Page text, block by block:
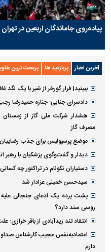
پیاده‌روی جاماندگان اربعین در تهران
آخرین اخبار پربازدید ها پربحث ترین
ببینید| فرار گورخر از شیر با یک لگد
دادسرای جنایی: جنازه حمیدرضا
هشدار شرکت ملی گاز از
مصرف گاز
موضع پرسپولیس برای جذب رضاییان
دیدار و گفت‌وگوی پزشکیان با رهبر
دستیاران نکونام در تراکتور چه
سیدحسن خمینی عزادار شد
پشت پرده یک ادعای جنجالی
روسی سند دارد؟
انتقاد تند زیدآبادی از باقر
اعتمادبه‌نفس عجیب کارشناس
دارم